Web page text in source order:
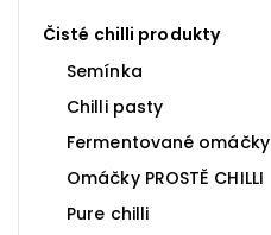
Čisté chilli produkty
Semínka
Chilli pasty
Fermentované omáčky
Omáčky PROSTĚ CHILLI
Pure chilli